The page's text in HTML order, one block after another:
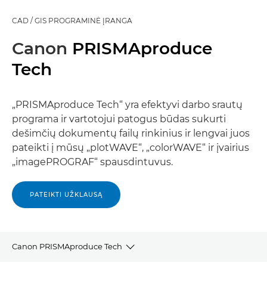
CAD / GIS PROGRAMINĖ ĮRANGA
Canon PRISMAproduce
Tech
„PRISMAproduce Tech“ yra efektyvi darbo srautų
programa ir vartotojui patogus būdas sukurti
dešimčių dokumentų failų rinkinius ir lengvai juos
pateikti į mūsų „plotWAVE“, „colorWAVE“ ir įvairius
„imagePROGRAF“ spausdintuvus.
PATEIKTI UŽKLAUSĄ
Canon PRISMAproduce Tech